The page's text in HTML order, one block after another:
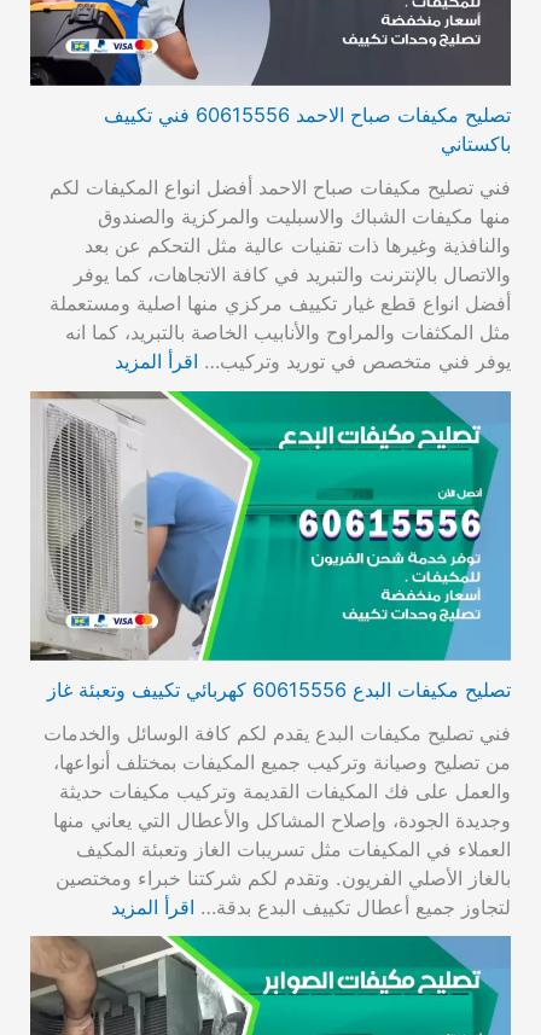
تصليح مكيفات صباح الاحمد 60615556 فني تكييف
باكستاني
فني تصليح مكيفات صباح الاحمد أفضل انواع المكيفات لكم
منها مكيفات الشباك والاسبليت والمركزية والصندوق
والنافذية وغيرها ذات تقنيات عالية مثل التحكم عن بعد
والاتصال بالإنترنت والتبريد في كافة الاتجاهات، كما يوفر
أفضل انواع قطع غيار تكييف مركزي منها اصلية ومستعملة
مثل المكثفات والمراوح والأنابيب الخاصة بالتبريد، كما انه
يوفر فني متخصص في توريد وتركيب… اقرأ المزيد
تصليح مكيفات البدع 60615556 كهربائي تكييف وتعبئة غاز
فني تصليح مكيفات البدع يقدم لكم كافة الوسائل والخدمات
من تصليح وصيانة وتركيب جميع المكيفات بمختلف أنواعها،
والعمل على فك المكيفات القديمة وتركيب مكيفات حديثة
وجديدة الجودة، وإصلاح المشاكل والأعطال التي يعاني منها
العملاء في المكيفات مثل تسريبات الغاز وتعبئة المكيف
بالغاز الأصلي الفريون. وتقدم لكم شركتنا خبراء ومختصين
لتجاوز جميع أعطال تكييف البدع بدقة… اقرأ المزيد